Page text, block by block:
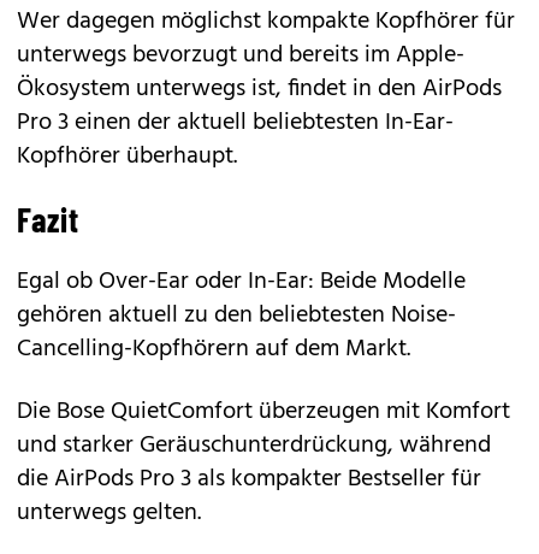
Wer dagegen möglichst kompakte Kopfhörer für
unterwegs bevorzugt und bereits im Apple-
Ökosystem unterwegs ist, findet in denAirPods
Pro 3einen der aktuell beliebtesten In-Ear-
Kopfhörer überhaupt.
Fazit
Egal ob Over-Ear oder In-Ear: Beide Modelle
gehören aktuell zu den beliebtesten Noise-
Cancelling-Kopfhörern auf dem Markt.
DieBose QuietComfortüberzeugen mit Komfort
und starker Geräuschunterdrückung, während
dieAirPods Pro 3als kompakter Bestseller für
unterwegs gelten.